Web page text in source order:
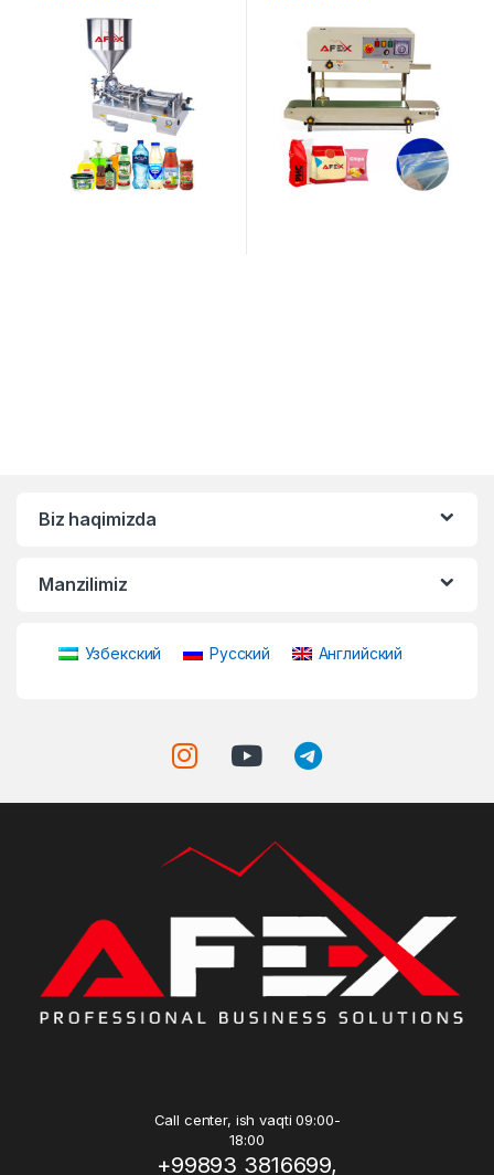
Biz haqimizda
Manzilimiz
Узбекский Русский Английский
Call center, ish vaqti 09:00-
18:00
+99893 3816699,